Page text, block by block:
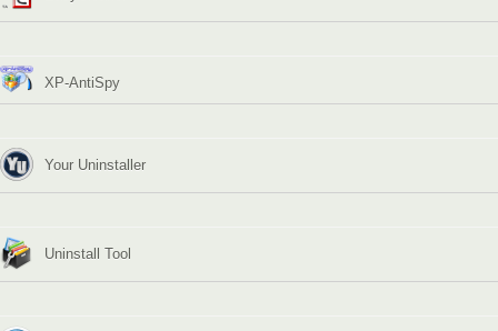
XP-AntiSpy
Your Uninstaller
Uninstall Tool